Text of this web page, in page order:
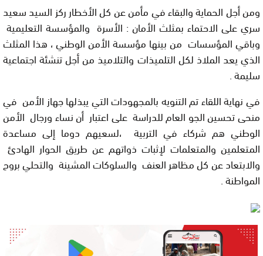
ومن أجل الحماية والبقاء في مأمن عن كل الأخطار ركز السيد سعيد
سري على الاحتماء بمثلث الأمان : الأسرة والمؤسسة التعليمية
وباقي المؤسسات من بينها مؤسسة الأمن الوطني ، هذا المثلث
الذي يعد الملاذ لكل التلميذات والتلاميذ من أجل تنشئة اجتماعية
سليمة .
في نهاية اللقاء تم التنويه بالمجهودات التي يبذلها جهاز الأمن في
منحى تحسين الجو العام للدراسة على اعتبار أن نساء ورجال الأمن
الوطني هم شركاء في التربية ،لسعيهم دوما إلى مساعدة
المتعلمين والمتعلمات لإثبات ذواتهم عن طريق الحوار الهادئ
والابتعاد عن كل مظاهر العنف والسلوكات المشينة والتحلي بروح
المواطنة .